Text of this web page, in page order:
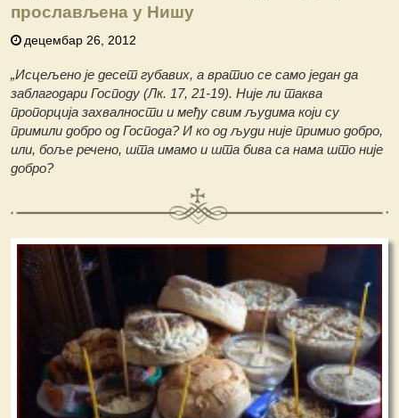
прослављена у Нишу
децембар 26, 2012
„Исцељено је десет губавих, а вратио се само један да
заблагодари Господу (Лк. 17, 21-19). Није ли таква
пропорција захвалности и међу свим људима који су
примили добро од Господа? И ко од људи није примио добро,
или, боље речено, шта имамо и шта бива са нама што није
добро?